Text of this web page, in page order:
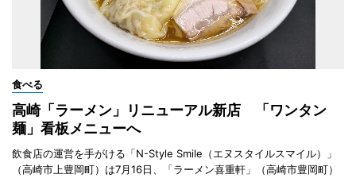
食べる
高崎「ラーメン」リニューアル新店 「ワンタン
麺」看板メニューへ
飲食店の運営を手がける「N-Style Smile（エヌスタイルスマイル）」
（高崎市上豊岡町）は7月16日、「ラーメン喜重軒」（高崎市豊岡町）